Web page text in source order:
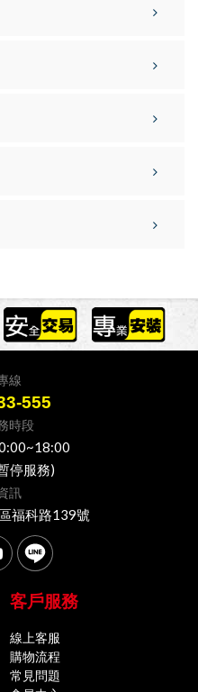
線
555
時段
停服務)
訊
福科路139號
客戶服務
線上客服
購物流程
常見問題